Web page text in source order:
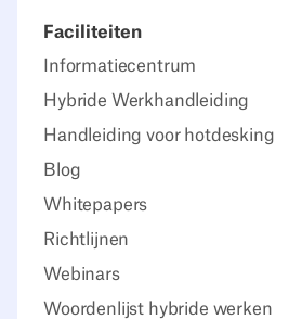
Faciliteiten
Informatiecentrum
Hybride Werkhandleiding
Handleiding voor hotdesking
Blog
Whitepapers
Richtlijnen
Webinars
Woordenlijst hybride werken